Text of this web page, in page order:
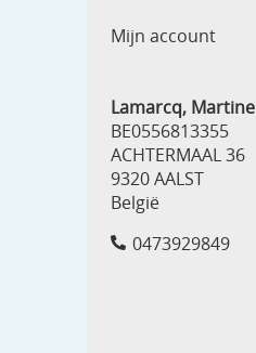
Mijn account
Lamarcq, Martine
BE0556813355
ACHTERMAAL 36
9320 AALST
België
0473929849